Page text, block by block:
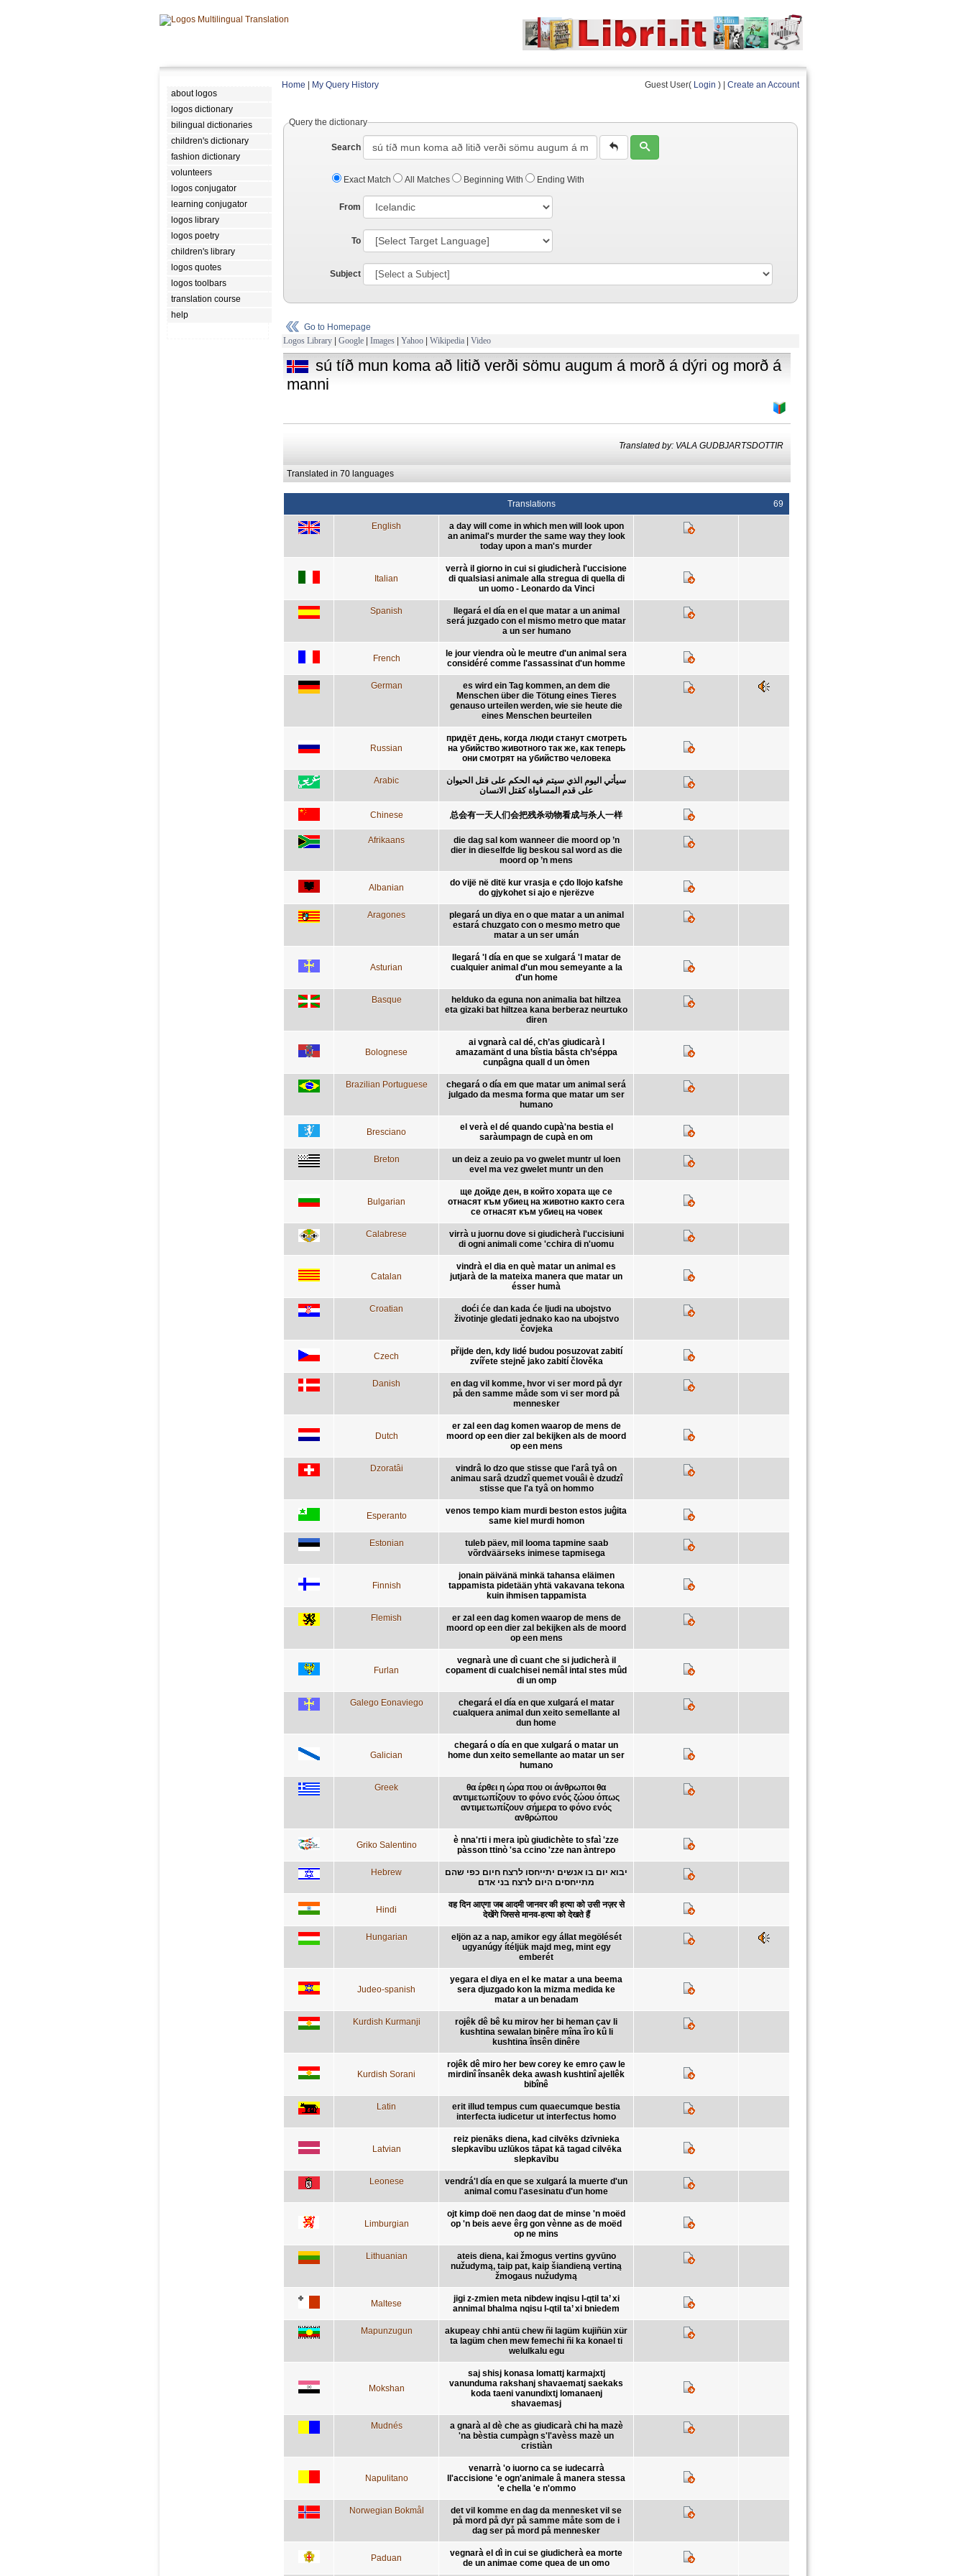
about logos
logos dictionary
bilingual dictionaries
children's dictionary
fashion dictionary
volunteers
logos conjugator
learning conjugator
logos library
logos poetry
children's library
logos quotes
logos toolbars
translation course
help
Home My Query History Guest User( Login ) | Create an Account
Query the dictionary
Search
Exact Match All Matches Beginning With Ending With
From
To
Subject
Go to Homepage
Logos Library | Google | Images | Yahoo | Wikipedia | Video
sú tíð mun koma að litið verði sömu augum á morð á dýri og morð á
manni
Translated by: VALA GUDBJARTSDOTTIR
Translated in 70 languages
Translations 69
English
a day will come in which men will look upon
an animal's murder the same way they look
today upon a man's murder
Italian
verrà il giorno in cui si giudicherà l'uccisione
di qualsiasi animale alla stregua di quella di
un uomo - Leonardo da Vinci
Spanish
llegará el día en el que matar a un animal
será juzgado con el mismo metro que matar
a un ser humano
French
le jour viendra où le meutre d'un animal sera
considéré comme l'assassinat d'un homme
German
es wird ein Tag kommen, an dem die
Menschen über die Tötung eines Tieres
genauso urteilen werden, wie sie heute die
eines Menschen beurteilen
Russian
придёт день, когда люди станут смотреть
на убийство животного так же, как теперь
они смотрят на убийство человека
Arabic
سيأتي اليوم الذي سيتم فيه الحكم على قتل الحيوان
على قدم المساواة كقتل الانسان
Chinese 总会有一天人们会把残杀动物看成与杀人一样
Afrikaans
die dag sal kom wanneer die moord op ’n
dier in dieselfde lig beskou sal word as die
moord op ’n mens
Albanian
do vijë në ditë kur vrasja e çdo llojo kafshe
do gjykohet si ajo e njerëzve
Aragones
plegará un diya en o que matar a un animal
estará chuzgato con o mesmo metro que
matar a un ser umán
Asturian
llegará 'l día en que se xulgará 'l matar de
cualquier animal d'un mou semeyante a la
d'un home
Basque
helduko da eguna non animalia bat hiltzea
eta gizaki bat hiltzea kana berberaz neurtuko
diren
Bolognese
ai vgnarà cal dé, ch’as giudicarà l
amazamänt d una bîstia bâsta ch’séppa
cunpâgna quall d un òmen
Brazilian Portuguese
chegará o día em que matar um animal será
julgado da mesma forma que matar um ser
humano
Bresciano
el verà el dé quando cupà'na bestia el
saràumpagn de cupà en om
Breton
un deiz a zeuio pa vo gwelet muntr ul loen
evel ma vez gwelet muntr un den
Bulgarian
ще дойде ден, в който хората ще се
отнасят към убиец на животно както сега
се отнасят към убиец на човек
Calabrese
virrà u juornu dove si giudicherà l'uccisiuni
di ogni animali come 'cchira di n'uomu
Catalan
vindrà el dia en què matar un animal es
jutjarà de la mateixa manera que matar un
ésser humà
Croatian
doći će dan kada će ljudi na ubojstvo
životinje gledati jednako kao na ubojstvo
čovjeka
Czech
přijde den, kdy lidé budou posuzovat zabití
zvířete stejně jako zabití člověka
Danish
en dag vil komme, hvor vi ser mord på dyr
på den samme måde som vi ser mord på
mennesker
Dutch
er zal een dag komen waarop de mens de
moord op een dier zal bekijken als de moord
op een mens
Dzoratâi
vindrâ lo dzo que stisse que l'arâ tyâ on
animau sarâ dzudzî quemet vouâi è dzudzî
stisse que l'a tyâ on hommo
Esperanto
venos tempo kiam murdi beston estos juĝita
same kiel murdi homon
Estonian
tuleb päev, mil looma tapmine saab
võrdväärseks inimese tapmisega
Finnish
jonain päivänä minkä tahansa eläimen
tappamista pidetään yhtä vakavana tekona
kuin ihmisen tappamista
Flemish
er zal een dag komen waarop de mens de
moord op een dier zal bekijken als de moord
op een mens
Furlan
vegnarà une dì cuant che si judicherà il
copament di cualchisei nemâl intal stes mûd
di un omp
Galego Eonaviego
chegará el día en que xulgará el matar
cualquera animal dun xeito semellante al
dun home
Galician
chegará o día en que xulgará o matar un
home dun xeito semellante ao matar un ser
humano
Greek
θα έρθει η ώρα που οι άνθρωποι θα
αντιμετωπίζουν το φόνο ενός ζώου όπως
αντιμετωπίζουν σήμερα το φόνο ενός
ανθρώπου
Griko Salentino
è nna'rti i mera ipù giudichète to sfaì 'zze
pàsson ttinò 'sa ccino 'zze nan àntrepo
Hebrew
יבוא יום בו אנשים יתייחסו לרצח חיום כפי שהם
מתייחסים היום לרצח בני אדם
Hindi
वह दिन आएगा जब आदमी जानवर की हत्या को उसी नज़र से
देखेंगे जिससे मानव-हत्या को देखते हैं
Hungarian
eljön az a nap, amikor egy állat megölését
ugyanúgy ítéljük majd meg, mint egy
emberét
Judeo-spanish
yegara el diya en el ke matar a una beema
sera djuzgado kon la mizma medida ke
matar a un benadam
Kurdish Kurmanji
rojêk dê bê ku mirov her bi heman çav li
kushtina sewalan binêre mîna îro kû li
kushtina însên dinêre
Kurdish Sorani
rojêk dê miro her bew corey ke emro çaw le
mirdinî însanêk deka awash kushtinî ajellêk
bibînê
Latin
erit illud tempus cum quaecumque bestia
interfecta iudicetur ut interfectus homo
Latvian
reiz pienāks diena, kad cilvēks dzīvnieka
slepkavību uzlūkos tāpat kā tagad cilvēka
slepkavību
Leonese
vendrá'l día en que se xulgará la muerte d'un
animal comu l'asesinatu d'un home
Limburgian
ojt kimp doë nen daog dat de minse 'n moëd
op 'n beis aeve êrg gon vènne as de moëd
op ne mins
Lithuanian
ateis diena, kai žmogus vertins gyvūno
nužudymą, taip pat, kaip šiandieną vertiną
žmogaus nužudymą
Maltese
jigi z-zmien meta nibdew inqisu l-qtil ta’ xi
annimal bhalma nqisu l-qtil ta’ xi bniedem
Mapunzugun
akupeay chhi antü chew ñi lagüm kujiñün xür
ta lagüm chen mew femechi ñi ka konael ti
welulkalu egu
Mokshan
saj shisj konasa lomattj karmajxtj
vanunduma rakshanj shavaematj saekaks
koda taeni vanundixtj lomanaenj
shavaemasj
Mudnés
a gnarà al dè che as giudicarà chi ha mazè
'na bèstia cumpàgn s'l'avèss mazè un
cristiàn
Napulitano
venarrà 'o iuorno ca se iudecarrà
ll'accisione 'e ogn'animale â manera stessa
'e chella 'e n'ommo
Norwegian Bokmål
det vil komme en dag da mennesket vil se
på mord på dyr på samme måte som de i
dag ser på mord på mennesker
Paduan
vegnarà el dì in cui se giudicherà ea morte
de un animae come quea de un omo